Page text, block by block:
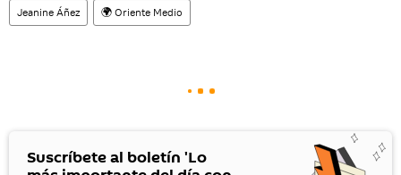
Jeanine Áñez 🌍 Oriente Medio
Suscríbete al boletín 'Lo